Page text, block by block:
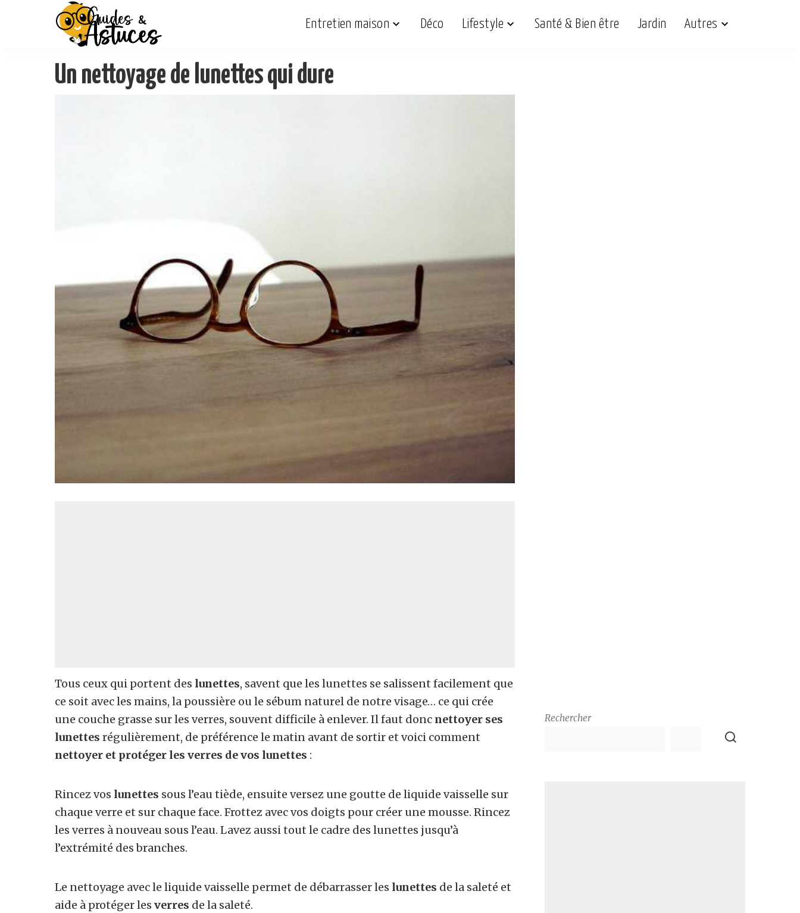
Entretien maison Déco Lifestyle Santé & Bien être Jardin Autres
Un nettoyage de lunettes qui dure
Tous ceux qui portent des lunettes, savent que les lunettes se salissent facilement que
ce soit avec les mains, la poussière ou le sébum naturel de notre visage… ce qui crée
une couche grasse sur les verres, souvent difficile à enlever. Il faut donc nettoyer ses
lunettes régulièrement, de préférence le matin avant de sortir et voici comment
nettoyer et protéger les verres de vos lunettes :
Rincez vos lunettes sous l’eau tiède, ensuite versez une goutte de liquide vaisselle sur
chaque verre et sur chaque face. Frottez avec vos doigts pour créer une mousse. Rincez
les verres à nouveau sous l’eau. Lavez aussi tout le cadre des lunettes jusqu’à
l’extrémité des branches.
Le nettoyage avec le liquide vaisselle permet de débarrasser les lunettes de la saleté et
aide à protéger les verres de la saleté.
Rechercher